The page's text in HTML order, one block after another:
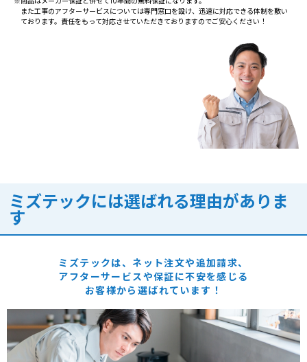
また工事のアフターサービスについては専門窓口を設け、迅速に対応できる体制を敷い
ております。責任をもって対応させていただきておりますのでご安心ください！
ミズテックには選ばれる理由がありま
す
ミズテックは、ネット注文や追加請求、
アフターサービスや保証に不安を感じる
お客様から選ばれています！